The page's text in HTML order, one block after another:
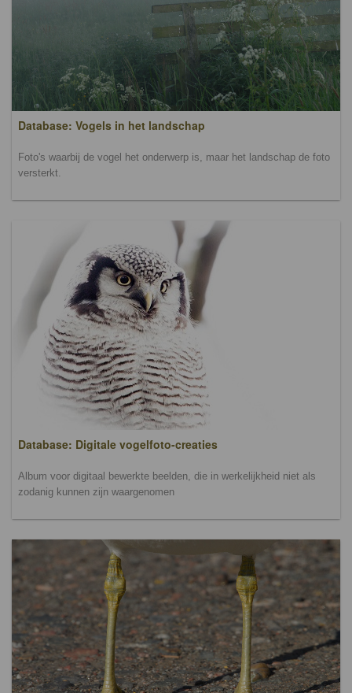
Database: Vogels in het landschap
Foto's waarbij de vogel het onderwerp is, maar het landschap de foto
versterkt.
Database: Digitale vogelfoto-creaties
Album voor digitaal bewerkte beelden, die in werkelijkheid niet als
zodanig kunnen zijn waargenomen